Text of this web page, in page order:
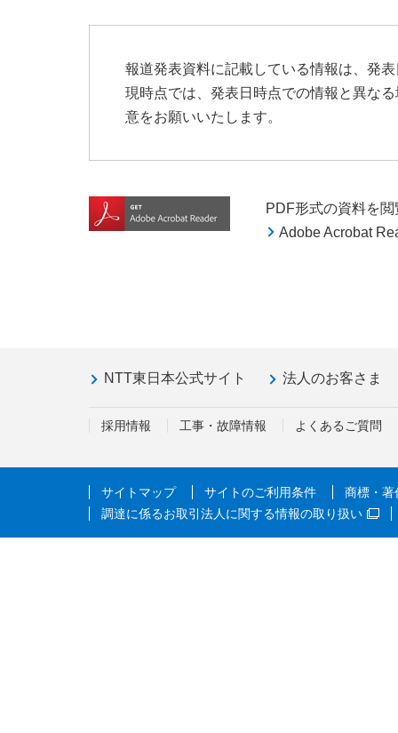
報道発表資料に記載している情報は、発
現時点では、発表日時点での情報と異な
意をお願いいたします。
PDF形式の資料を
Adobe Acrobat
NTT東日本公式サイト 法人のお客さま
採用情報 工事・故障情報 よくあるご質問
サイトマップ サイトのご利用条件
商標・著
調達に係るお取引法人に関する情報の取り扱い